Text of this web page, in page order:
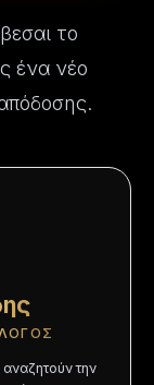
το
ένα νέο
την